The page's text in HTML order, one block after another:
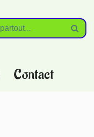
Contact